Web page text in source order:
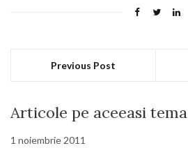
Previous Post
Articole pe aceeasi tema
1 noiembrie 2011